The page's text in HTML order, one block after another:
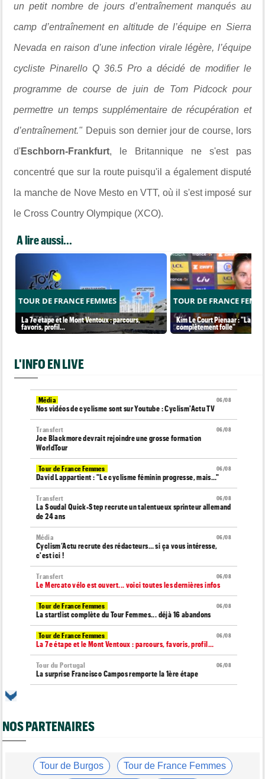
un petit nombre de jours d’entraînement manqués au
camp d’entraînement en altitude de l’équipe en Sierra
Nevada en raison d’une infection virale légère, l’équipe
cycliste Pinarello Q 36.5 Pro a décidé de modifier le
programme de course de juin de Tom Pidcock pour
permettre un temps supplémentaire de récupération et
d’entraînement." Depuis son dernier jour de course, lors
d'Eschborn-Frankfurt, le Britannique ne s'est pas
concentré que sur la route puisqu'il a également disputé
la manche de Nove Mesto en VTT, où il s'est imposé sur
le Cross Country Olympique (XCO).
A lire aussi...
TOUR DE FRANCE FEMMES
La 7e étape et le Mont Ventoux : parcours,
favoris, profil…
TOUR DE FRANCE
Kim Le Court Pienaar : "La
complètement folle"
L'INFO EN LIVE
06/08
Média
Nos vidéos de cyclisme sont sur Youtube : Cyclism'Actu TV
06/08
Transfert
Joe Blackmore devrait rejoindre une grosse formation
WorldTour
06/08
Tour de France Femmes
David Lappartient : "Le cyclisme féminin progresse, mais…"
06/08
Transfert
La Soudal Quick-Step recrute un talentueux sprinteur allemand
de 24 ans
06/08
Média
Cyclism’Actu recrute des rédacteurs… si ça vous intéresse,
c'est ici !
06/08
Transfert
Le Mercato vélo est ouvert... voici toutes les dernières infos
06/08
Tour de France Femmes
La startlist complète du Tour Femmes... déjà 16 abandons
06/08
Tour de France Femmes
La 7e étape et le Mont Ventoux : parcours, favoris, profil…
06/08
Tour du Portugal
La surprise Francisco Campos remporte la 1ère étape
Tour de France Femmes
06/08
Tour de France Femmes
Kim Le Court Pienaar : "La course a été complètement folle"
NOS PARTENAIRES
Tour de Burgos Tour de France Femmes